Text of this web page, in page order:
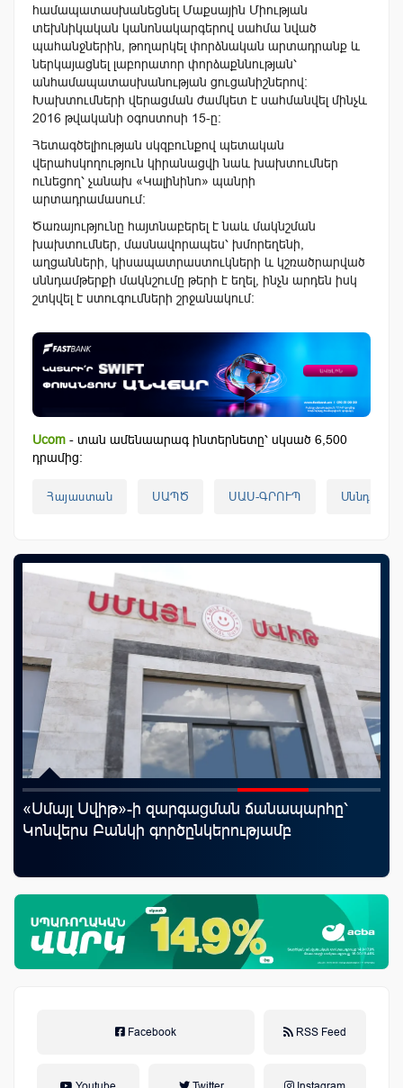
համապատասխանեցնել Մաքսային Միության
տեխնիկական կանոնակարգերով սահմա նված
պահանջներին, թողարկել փորձնական արտադրանք և
ներկայացնել լաբորատոր փորձաքննության՝
անհամապատասխանության ցուցանիշներով:
Խախտումների վերացման ժամկետ է սահմանվել մինչև
2016 թվականի օգոստոսի 15-ը:
Հետագծելիության սկզբունքով պետական
վերահսկողություն կիրանացվի նաև խախտումներ
ունեցող՝ չանախ «Կալինինո» պանրի
արտադրամասում:
Ծառայությունը հայտնաբերել է նաև մակնշման
խախտումներ, մասնավորապես՝ խմորեղենի,
աղցանների, կիսապատրաստուկների և կշռածրարված
սննդամթերքի մակնշումը թերի է եղել, ինչն արդեն իսկ
շտկվել է ստուգումների շրջանակում:
Ucom - տան ամենաարագ ինտերնետը՝ սկսած 6,500
դրամից:
Հայաստան ՍԱՊԾ ՍԱՍ-ԳՐՈՒՊ
«Սմայլ Սվիթ»-ի զարգացման ճանապարհը՝
Կոնվերս Բանկի գործընկերությամբ
Facebook RSS Feed